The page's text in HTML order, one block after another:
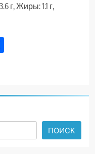
г, Жиры: 1.1 г,
ПОИСК